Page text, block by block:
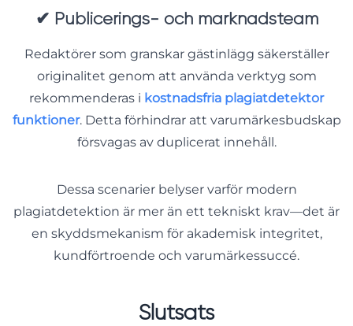
✔ Publicerings- och marknadsteam
Redaktörer som granskar gästinlägg säkerställer
originalitet genom att använda verktyg som
rekommenderas i kostnadsfria plagiatdetektor
funktioner. Detta förhindrar att varumärkesbudskap
försvagas av duplicerat innehåll.
Dessa scenarier belyser varför modern
plagiatdetektion är mer än ett tekniskt krav—det är
en skyddsmekanism för akademisk integritet,
kundförtroende och varumärkessuccé.
Slutsats